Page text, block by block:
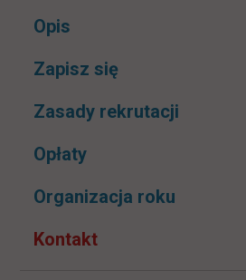
Pomiń
Opis
Zapisz się
Zasady rekrutacji
Opłaty
Organizacja roku
Kontakt